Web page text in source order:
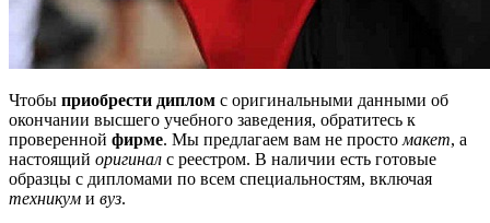
Чтобы приобрести диплом с оригинальными данными об
окончании высшего учебного заведения, обратитесь к
проверенной фирме. Мы предлагаем вам не просто макет, а
настоящий оригинал с реестром. В наличии есть готовые
образцы с дипломами по всем специальностям, включая
техникум и вуз.